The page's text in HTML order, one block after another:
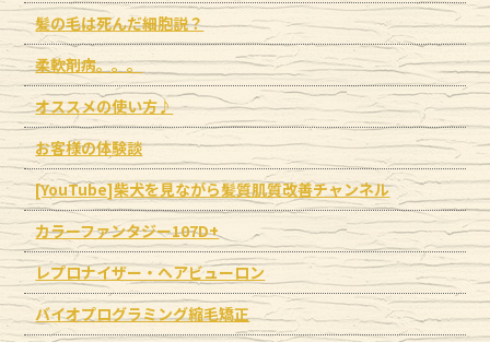
髪の毛は死んだ細胞説？
柔軟剤病。。。
オススメの使い方♪
お客様の体験談
[YouTube]柴犬を見ながら髪質肌質改善チャンネル
カラーファンタジー107D+
レプロナイザー・ヘアビューロン
バイオプログラミング縮毛矯正